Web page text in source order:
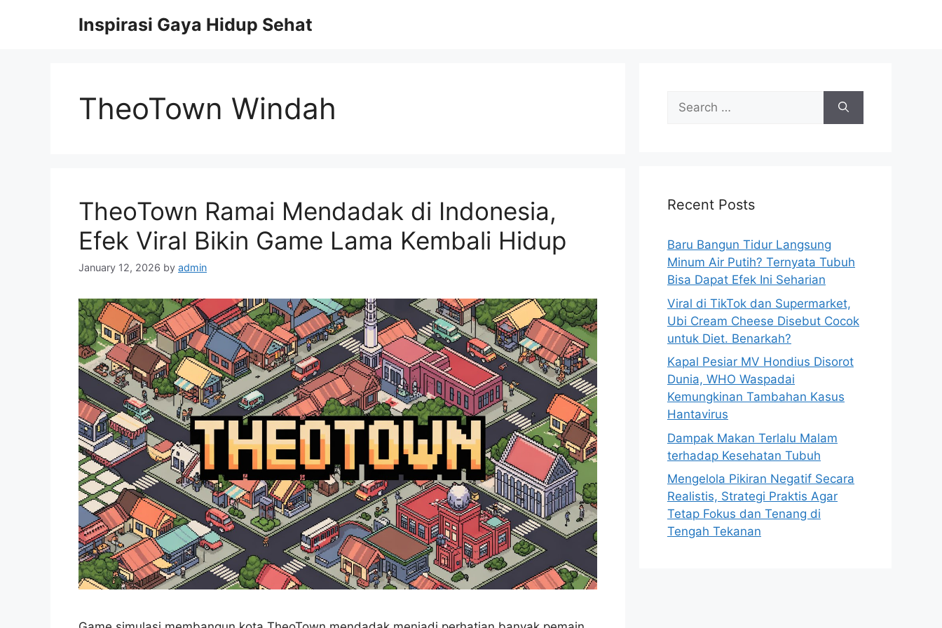
Inspirasi Gaya Hidup Sehat
TheoTown Windah
TheoTown Ramai Mendadak di Indonesia,
Efek Viral Bikin Game Lama Kembali Hidup
January 12, 2026 by admin
f
r
:
Recent Posts
Baru Bangun Tidur Langsung
Minum Air Putih? Ternyata Tubuh
Bisa Dapat Efek Ini Seharian
Viral di TikTok dan Supermarket,
Ubi Cream Cheese Disebut Cocok
untuk Diet. Benarkah?
Kapal Pesiar MV Hondius Disorot
Dunia, WHO Waspadai
Kemungkinan Tambahan Kasus
Hantavirus
Dampak Makan Terlalu Malam
terhadap Kesehatan Tubuh
Mengelola Pikiran Negatif Secara
Realistis, Strategi Praktis Agar
Tetap Fokus dan Tenang di
Tengah Tekanan